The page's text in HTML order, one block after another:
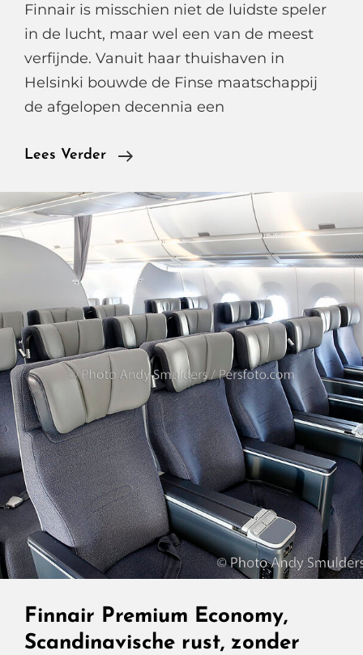
Finnair is misschien niet de luidste speler
in de lucht, maar wel een van de meest
verfijnde. Vanuit haar thuishaven in
Helsinki bouwde de Finse maatschappij
de afgelopen decennia een
Lees Verder
Van
Houden
Tijdens
Corona
Naar
Afstand
Beleven,
Finnair’s
Nieuwe
Visie
Op
Business
Class
Finnair Premium Economy,
Scandinavische rust, zonder